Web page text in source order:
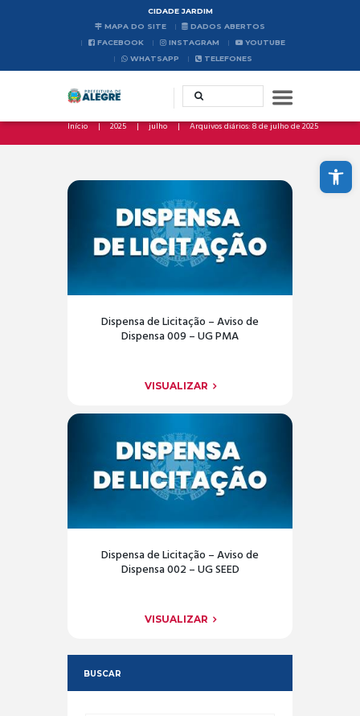
Abrir a barra de ferramentas
CIDADE JARDIM
MAPA DO SITE
DADOS ABERTOS
FACEBOOK
INSTAGRAM
YOUTUBE
WHATSAPP
TELEFONES
Início 2025 julho Arquivos diários: 8 de julho de 2025
Dispensa de Licitação – Aviso de
Dispensa 009 – UG PMA
VISUALIZAR
Dispensa de Licitação – Aviso de
Dispensa 002 – UG SEED
VISUALIZAR
BUSCAR